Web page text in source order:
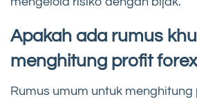
Apakah ada rumus
menghitung profit
Rumus umum untuk